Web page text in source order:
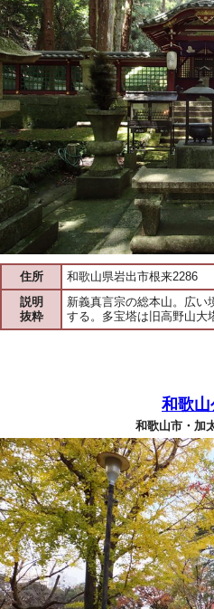
住所
和歌山県岩出市根来2286
説明
抜粋
新義真言宗の総本山。広い
する。多宝塔は旧高野山大
和歌山
和歌山市・加